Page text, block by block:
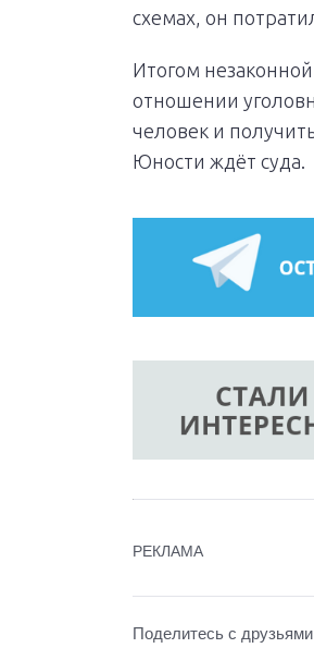
схемах, он
Итогом
отношении
человек и
Юности ждёт суда.
РЕКЛАМА
Поделитесь с друзьями